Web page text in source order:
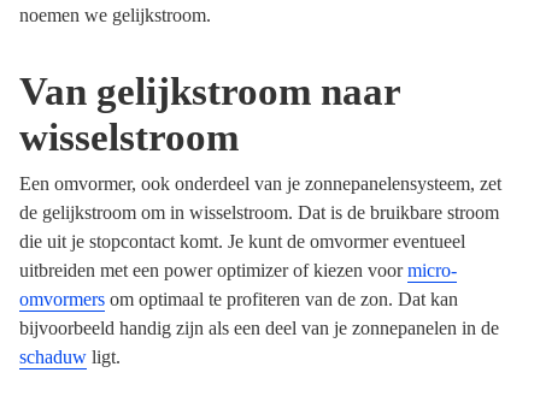
noemen we gelijkstroom.
Van gelijkstroom naar
wisselstroom
Een omvormer, ook onderdeel van je zonnepanelensysteem, zet
de gelijkstroom om in wisselstroom. Dat is de bruikbare stroom
die uit je stopcontact komt. Je kunt de omvormer eventueel
uitbreiden met een power optimizer of kiezen voormicro-
omvormers om optimaal te profiteren van de zon. Dat kan
bijvoorbeeld handig zijn als een deel van je zonnepanelen in de
schaduw ligt.